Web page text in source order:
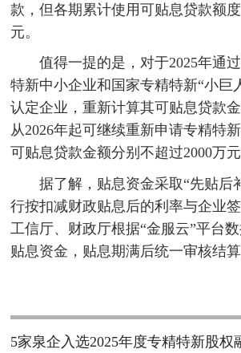
款，但各期累计使用可贴息贷款额
元。
值得一提的是，对于2025年通
特新中小企业和国家专精特新“小巨
认定企业，重新计算其可贴息贷款
从2026年起可继续重新申请专精特
可贴息贷款金额分别不超过2000万元
据了解，贴息资金采取“先贴后
行按扣减财政贴息后的利率与企业
工信厅、财政厅根据“金服云”平台
贴息资金，贴息期满后统一审核结算
5家泉企入选2025年度专精特新股权